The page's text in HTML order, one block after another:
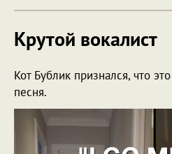
Крутой вокалист
Кот Бублик признался, что
песня.